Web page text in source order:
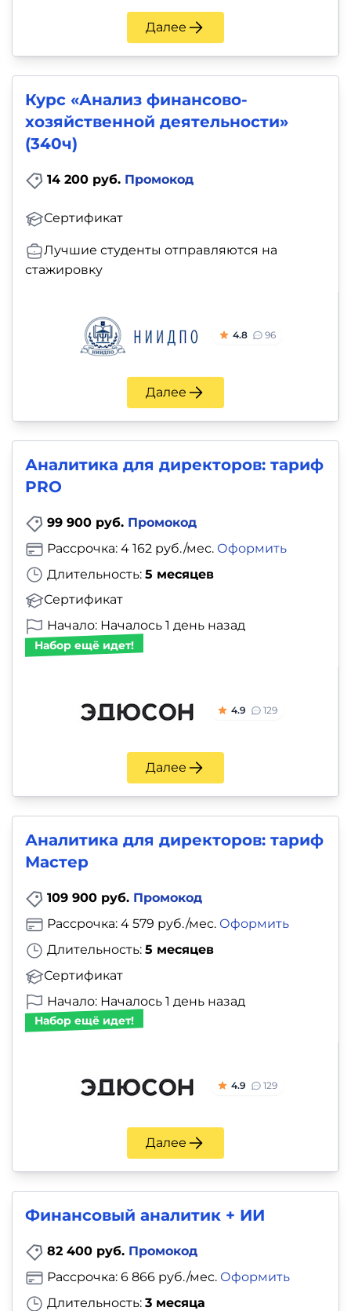
Далее
Курс «Анализ финансово-
хозяйственной деятельности»
(340ч)
14 200 руб. Промокод
Сертификат
Лучшие студенты отправляются на
стажировку
4.8 96
Далее
Аналитика для директоров: тариф
PRO
99 900 руб. Промокод
Длительность: 5 месяцев
Сертификат
Рассрочка: 4 162 руб./мес. Оформить
Начало: Началось 1 день назад
Набор ещё идет!
4.9 129
Далее
Аналитика для директоров: тариф
Мастер
109 900 руб. Промокод
Длительность: 5 месяцев
Сертификат
Рассрочка: 4 579 руб./мес. Оформить
Начало: Началось 1 день назад
Набор ещё идет!
4.9 129
Далее
Финансовый аналитик + ИИ
82 400 руб. Промокод
Длительность: 3 месяца
Рассрочка: 6 866 руб./мес. Оформить